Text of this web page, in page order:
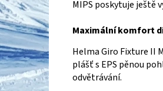
MIPS poskytuje ještě
Maximální komfort
Helma Giro Fixture II
plášť s EPS pěnou
odvětrávání.